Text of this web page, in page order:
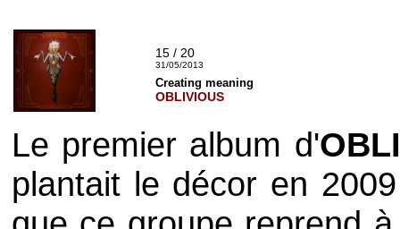
15 / 20
31/05/2013
Creating meaning
OBLIVIOUS
Le premier album d'
plantait le décor en